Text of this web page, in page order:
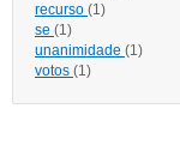
recurso (1)
se (1)
unanimidade (1)
votos (1)